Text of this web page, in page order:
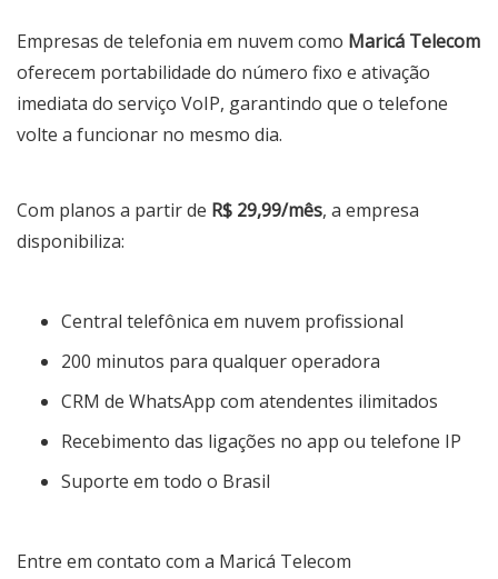
Empresas de telefonia em nuvem como Maricá Telecom
oferecem portabilidade do número fixo e ativação
imediata do serviço VoIP, garantindo que o telefone
volte a funcionar no mesmo dia.
Com planos a partir de R$ 29,99/mês, a empresa
disponibiliza:
Central telefônica em nuvem profissional
200 minutos para qualquer operadora
CRM de WhatsApp com atendentes ilimitados
Recebimento das ligações no app ou telefone IP
Suporte em todo o Brasil
Entre em contato com a Maricá Telecom